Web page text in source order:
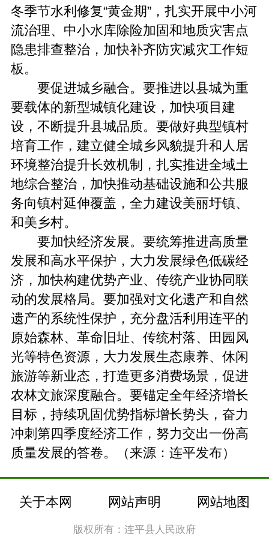
冬季节水利修复“黄金期”，扎实开展中小河
流治理、中小水库除险加固和地质灾害点
隐患排查整治，加快补齐防灾减灾工作短
板。
要促进城乡融合。要推进以县城为重
要载体的新型城镇化建设，加快项目建
设，不断提升县城品质。要做好典型镇村
培育工作，建立健全城乡风貌提升和人居
环境整治提升长效机制，扎实推进全域土
地综合整治，加快推动基础设施和公共服
务向镇村延伸覆盖，全力建设美丽圩镇、
和美乡村。
要加快经济发展。要统筹推进高质量
发展和高水平保护，大力发展绿色低碳经
济，加快构建优势产业、传统产业协同联
动的发展格局。要加强对文化遗产和自然
遗产的系统性保护，充分盘活利用连平的
原始森林、革命旧址、传统村落、田园风
光等特色资源，大力发展生态康养、休闲
旅游等新业态，打造更多消费场景，促进
农林文旅深度融合。要锚定全年经济增长
目标，持续巩固优势指标增长势头，奋力
冲刺第四季度经济工作，努力交出一份高
质量发展的答卷。（来源：连平发布）
关于本网 网站声明 网站地图
版权所有：连平县人民政府